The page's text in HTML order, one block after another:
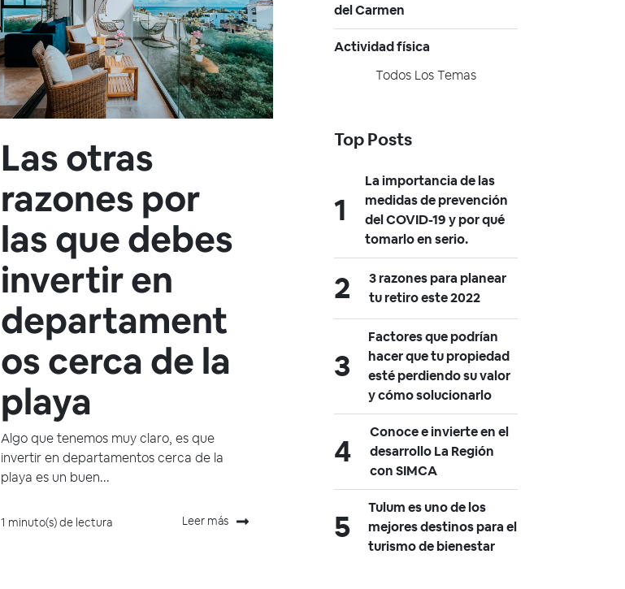
Las otras
razones por
las que debes
invertir en
departament
os cerca de la
playa
Algo que tenemos muy claro, es que
invertir en departamentos cerca de la
playa es un buen...
1 minuto(s) de lectura Leer más
del Carmen
Actividad física
Todos Los Temas
Top Posts
La importancia de las
medidas de prevención
del COVID-19 y por qué
tomarlo en serio.
3 razones para planear
tu retiro este 2022
Factores que podrían
hacer que tu propiedad
esté perdiendo su valor
y cómo solucionarlo
Conoce e invierte en el
desarrollo La Región
con SIMCA
Tulum es uno de los
mejores destinos para el
turismo de bienestar